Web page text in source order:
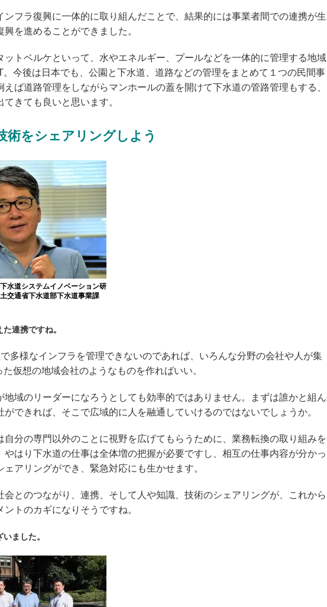
ンフラ復興に一体的に取り組んだことで、結果的には事業者間での連携が生
興を進めることができました。
ットベルケといって、水やエネルギー、プールなどを一体的に管理する地域
。今後は日本でも、公園と下水道、道路などの管理をまとめて１つの民間事
えば道路管理をしながらマンホールの蓋を開けて下水道の管路管理もする、
てきても良いと思います。
術をシェアリングしよう
水道システムイノベーション研
交通省下水道部下水道事業課
連携ですね。
多様なインフラを管理できないのであれば、いろんな分野の会社や人が集
た仮想の地域会社のようなものを作ればいい。
地域のリーダーになろうとしても効率的ではありません。まずは誰かと組ん
ができれば、そこで広域的に人を融通していけるのではないでしょうか。
分の専門以外のことに視野を広げてもらうために、業務転換の取り組みを
やはり下水道の仕事は全体増の把握が必要ですし、相互の仕事内容が分かっ
ェアリングができ、緊急対応にも生かせます。
とのつながり、連携、そして人や知識、技術のシェアリングが、これから
トのカギになりそうですね。
ました。